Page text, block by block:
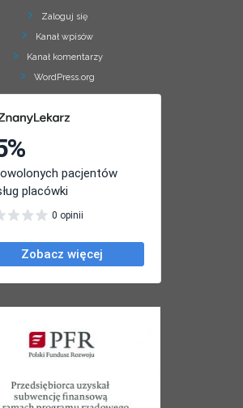
Zaloguj się
Kanał wpisów
Kanał komentarzy
WordPress.org